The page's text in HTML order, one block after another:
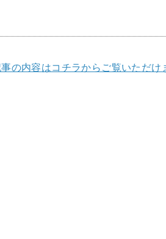
の内容はコチラからご覧いただけ